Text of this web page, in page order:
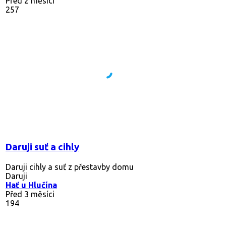
257
Daruji suť a cihly
Daruji cihly a suť z přestavby domu
Daruji
Hať u Hlučína
Před 3 měsíci
194